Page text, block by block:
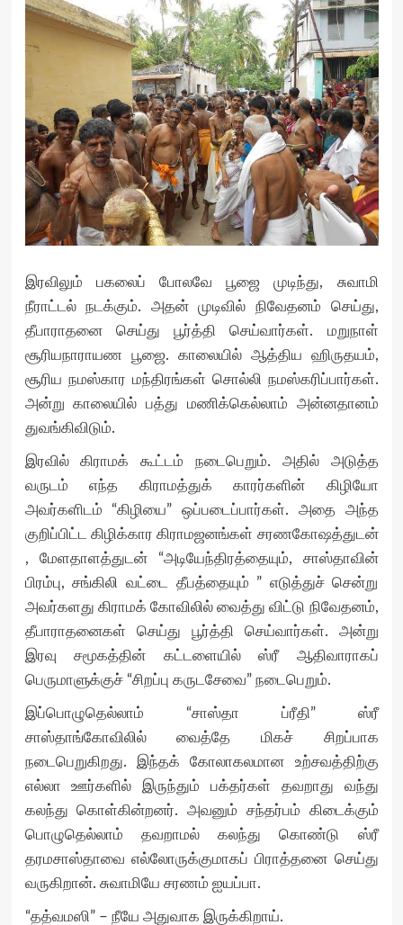
இரவிலும் பகலைப் போலவே பூஜை முடிந்து, சுவாமி
நீராட்டல் நடக்கும். அதன் முடிவில் நிவேதனம் செய்து,
தீபாராதனை செய்து பூர்த்தி செய்வார்கள். மறுநாள்
சூரியநாராயண பூஜை. காலையில் ஆத்திய ஹிருதயம்,
சூரிய நமஸ்கார மந்திரங்கள் சொல்லி நமஸ்கரிப்பார்கள்.
அன்று காலையில் பத்து மணிக்கெல்லாம் அன்னதானம்
துவங்கிவிடும்.
இரவில் கிராமக் கூட்டம் நடைபெறும். அதில் அடுத்த
வருடம் எந்த கிராமத்துக் காரர்களின் கிழியோ
அவர்களிடம் “கிழியை” ஒப்படைப்பார்கள். அதை அந்த
குறிப்பிட்ட கிழிக்கார கிராமஜனங்கள் சரணகோஷத்துடன்
, மேளதாளத்துடன் “அடியேந்திரத்தையும், சாஸ்தாவின்
பிரம்பு, சங்கிலி வட்டை தீபத்தையும் ” எடுத்துச் சென்று
அவர்களது கிராமக் கோவிலில் வைத்து விட்டு நிவேதனம்,
தீபாராதனைகள் செய்து பூர்த்தி செய்வார்கள். அன்று
இரவு சமூகத்தின் கட்டளையில் ஸ்ரீ ஆதிவாராகப்
பெருமாளுக்குச் “சிறப்பு கருடசேவை” நடைபெறும்.
இப்பொழுதெல்லாம் “சாஸ்தா ப்ரீதி” ஸ்ரீ
சாஸ்தாங்கோவிலில் வைத்தே மிகச் சிறப்பாக
நடைபெறுகிறது. இந்தக் கோலாகலமான உற்சவத்திற்கு
எல்லா ஊர்களில் இருந்தும் பக்தர்கள் தவறாது வந்து
கலந்து கொள்கின்றனர். அவனும் சந்தர்பம் கிடைக்கும்
பொழுதெல்லாம் தவறாமல் கலந்து கொண்டு ஸ்ரீ
தரமசாஸ்தாவை எல்லோருக்குமாகப் பிராத்தனை செய்து
வருகிறான். சுவாமியே சரணம் ஐயப்பா.
“தத்வமஸி” – நீயே அதுவாக இருக்கிறாய்.